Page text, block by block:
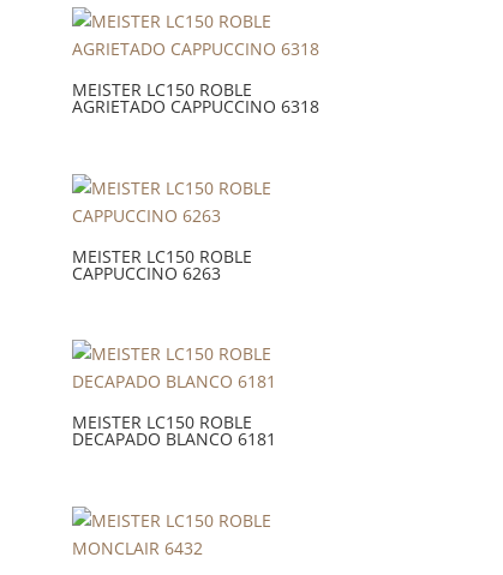
MEISTER LC150 ROBLE
AGRIETADO CAPPUCCINO 6318
MEISTER LC150 ROBLE
CAPPUCCINO 6263
MEISTER LC150 ROBLE
DECAPADO BLANCO 6181